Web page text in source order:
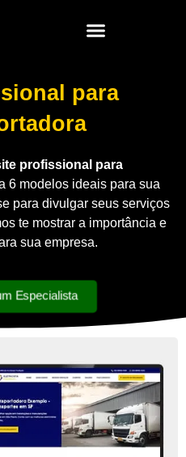
para
profissional para
6 modelos ideais para sua
para divulgar seus serviços
te mostrar a importância e
sua empresa.
Especialista